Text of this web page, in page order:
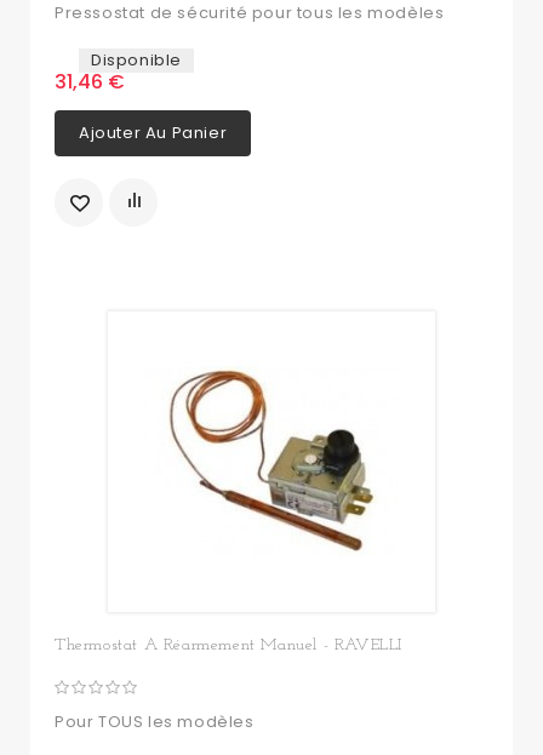
Pressostat de sécurité pour tous les modèles
Disponible
31,46 €
Ajouter Au Panier
Thermostat A Réarmement Manuel - RAVELLI
Pour TOUS les modèles